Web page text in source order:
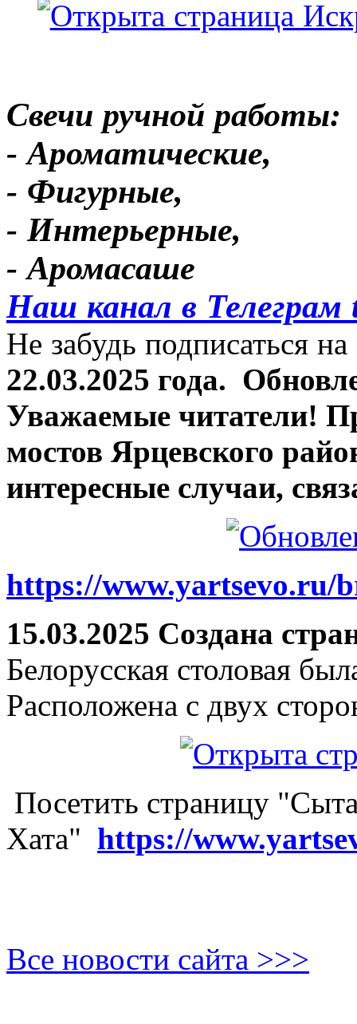
Свечи ручной работы:
- Ароматические,
- Фигурные,
- Интерьерные,
- Аромасаше
Наш канал в Телеграм
Не забудь подписаться
22.03.2025 года.
Уважаемые читатели!
мостов Ярцевского
интересные случаи,
https://www.yartsevo.ru/
15.03.2025 Создана
Белорусская столовая
Расположена с двух
Посетить страницу
Хата" https://
Все новости сайта >>>